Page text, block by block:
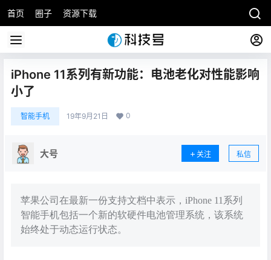
首页 圈子 资源下载
iPhone 11系列有新功能：电池老化对性能影响
小了
智能手机 19年9月21日 0
大号 关注 私信
苹果公司在最新一份支持文档中表示，iPhone 11系列
智能手机包括一个新的软硬件电池管理系统，该系统
始终处于动态运行状态。